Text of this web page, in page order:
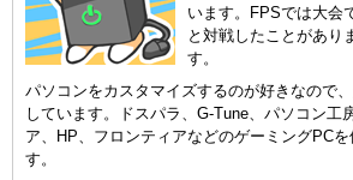
います。FPSでは大会
と対戦したことがあり
す。
パソコンをカスタマイズするのが好きなので
しています。ドスパラ、G-Tune、パソコン工
ア、HP、フロンティアなどのゲーミングPC
す。